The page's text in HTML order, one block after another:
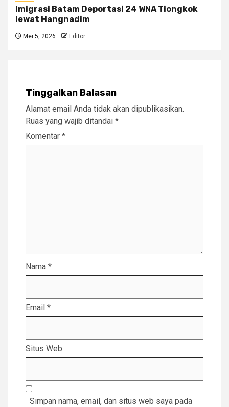
Imigrasi Batam Deportasi 24 WNA Tiongkok
lewat Hangnadim
Mei 5, 2026 Editor
Tinggalkan Balasan
Alamat email Anda tidak akan dipublikasikan.
Ruas yang wajib ditandai *
Komentar *
Nama *
Email *
Situs Web
Simpan nama, email, dan situs web saya pada